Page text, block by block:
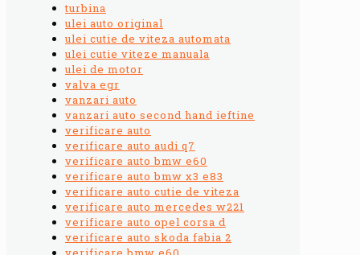
turbina
ulei auto original
ulei cutie de viteza automata
ulei cutie viteze manuala
ulei de motor
valva egr
vanzari auto
vanzari auto second hand ieftine
verificare auto
verificare auto audi q7
verificare auto bmw e60
verificare auto bmw x3 e83
verificare auto cutie de viteza
verificare auto mercedes w221
verificare auto opel corsa d
verificare auto skoda fabia 2